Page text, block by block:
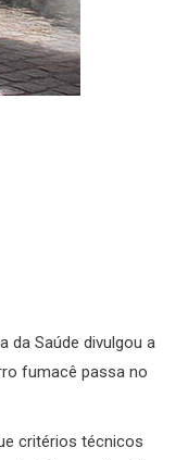
da Saúde divulgou a
fumacê passa no
critérios técnicos